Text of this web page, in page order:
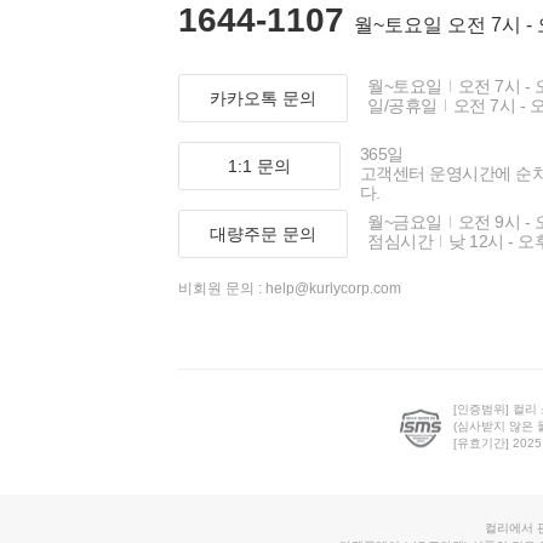
1644-1107 월~토요일 오전 7시 -
카카오톡 문의
월~토요일
오전 7시 -
일/공휴일
오전 7시 -
1:1 문의
365일
고객센터 운영시간에 순
다.
대량주문 문의
월~금요일
오전 9시 -
점심시간
낮 12시 - 오
비회원 문의 : help@kurlycorp.com
[인증범위] 컬리
(심사받지 않은
[유효기간]
컬리에서